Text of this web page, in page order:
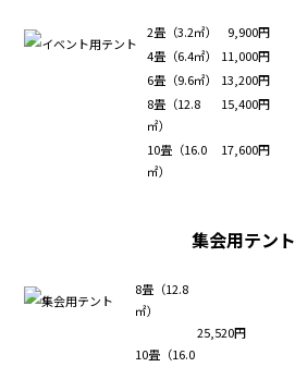
2畳（3.2㎡）
9,900円
4畳（6.4㎡）
11,000円
6畳（9.6㎡）
13,200円
8畳（12.8
㎡）
15,400円
10畳（16.0
㎡）
17,600円
集会用テント
8畳（12.8
㎡）
25,520円
10畳（16.0